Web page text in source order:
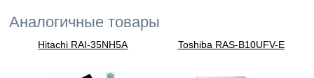
Аналогичные товары
Hitachi RAI-35NH5A Toshiba RAS-B10UFV-E